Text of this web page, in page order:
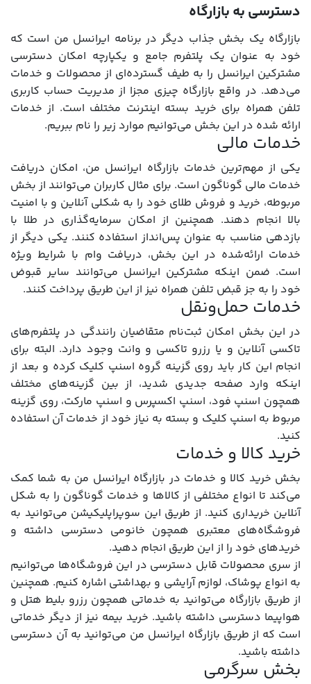
دسترسی به بازارگاه
بازارگاه یک بخش جذاب دیگر در برنامه ایرانسل من است که
خود به عنوان یک پلتفرم جامع و یکپارچه امکان دسترسی
مشترکین ایرانسل را به طیف گسترده‌ای از محصولات و خدمات
می‌دهد. در واقع بازارگاه چیزی مجزا از مدیریت حساب کاربری
تلفن همراه برای خرید بسته اینترنت مختلف است. از خدمات
ارائه شده در این بخش می‌توانیم موارد زیر را نام ببریم.
خدمات مالی
یکی از مهم‌ترین خدمات بازارگاه ایرانسل من، امکان دریافت
خدمات مالی گوناگون است. برای مثال کاربران می‌توانند از بخش
مربوطه، خرید و فروش طلای خود را به شکلی آنلاین و با امنیت
بالا انجام دهند. همچنین از امکان سرمایه‌گذاری در طلا با
بازدهی مناسب به عنوان پس‌انداز استفاده کنند. یکی دیگر از
خدمات ارائه‌شده در این بخش، دریافت وام با شرایط ویژه
است. ضمن اینکه مشترکین ایرانسل می‌توانند سایر قبوض
خود را به جز قبض تلفن همراه نیز از این طریق پرداخت کنند.
خدمات حمل‌ونقل
در این بخش امکان ثبت‌نام متقاضیان رانندگی در پلتفرم‌های
تاکسی آنلاین و یا رزرو تاکسی و وانت وجود دارد. البته برای
انجام این کار باید روی گزینه گروه اسنپ کلیک کرده و بعد از
اینکه وارد صفحه جدیدی شدید، از بین گزینه‌های مختلف
همچون اسنپ فود، اسنپ اکسپرس و اسنپ مارکت، روی گزینه
مربوط به اسنپ کلیک و بسته به نیاز خود از خدمات آن استفاده
کنید.
خرید کالا و خدمات
بخش خرید کالا و خدمات در بازارگاه ایرانسل من به شما کمک
می‌کند تا انواع مختلفی از کالاها و خدمات گوناگون را به شکل
آنلاین خریداری کنید. از طریق این سوپراپلیکیشن می‌توانید به
فروشگاه‌های معتبری همچون خانومی دسترسی داشته و
خریدهای خود را از این طریق انجام دهید.
از سری محصولات قابل دسترسی در این فروشگاه‌ها می‌توانیم
به انواع پوشاک، لوازم آرایشی و بهداشتی اشاره کنیم. همچنین
از طریق بازارگاه می‌توانید به خدماتی همچون رزرو بلیط هتل و
هواپیما دسترسی داشته باشید. خرید بیمه نیز از دیگر خدماتی
است که از طریق بازارگاه ایرانسل من می‌توانید به آن دسترسی
داشته باشید.
بخش سرگرمی